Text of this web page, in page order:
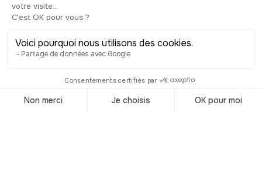
revendique une splendeur digne des
plus grands châteaux, avec en plus
pas qu’un palace, c’est un décor de vie
passionnés d’équitation, les élégantes
passage. Et chaque mois de